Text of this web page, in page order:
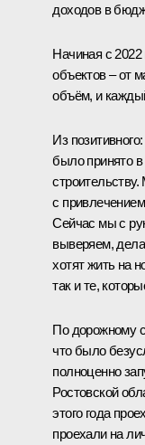
доходов в
Начиная с 2022
объектов – от
объём, и
Из
было принято
с
Сейчас мы с
выверяем,
хотят жить на
так и те,
По дорожному
что было
полноценно
Ростовской
этого года
проехали на